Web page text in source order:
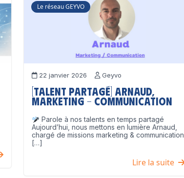
Le réseau GEYVO
22 janvier 2026 Geyvo
[Talent partagé] Arnaud,
Marketing – Communication
Parole à nos talents en temps partagé
Aujourd’hui, nous mettons en lumière Arnaud,
chargé de missions marketing & communication
[…]
Lire la suite